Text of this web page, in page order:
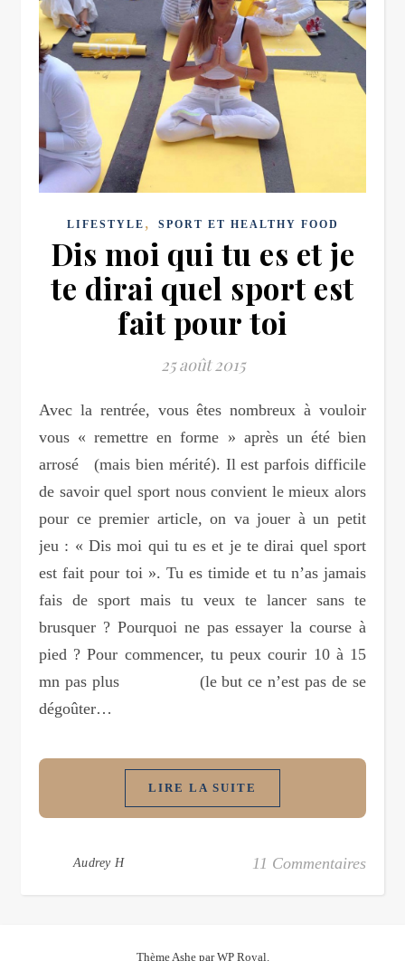
LIFESTYLE , SPORT ET HEALTHY FOOD
Dis moi qui tu es et je
te dirai quel sport est
fait pour toi
25 août 2015
Avec la rentrée, vous êtes nombreux à vouloir
vous « remettre en forme » après un été bien
arrosé (mais bien mérité). Il est parfois difficile
de savoir quel sport nous convient le mieux alors
pour ce premier article, on va jouer à un petit
jeu : « Dis moi qui tu es et je te dirai quel sport
est fait pour toi ». Tu es timide et tu n’as jamais
fais de sport mais tu veux te lancer sans te
brusquer ? Pourquoi ne pas essayer la course à
pied ? Pour commencer, tu peux courir 10 à 15
mn pas plus (le but ce n’est pas de se
dégoûter…
LIRE LA SUITE
Audrey H 11 Commentaires
Thème Ashe parWP Royal.